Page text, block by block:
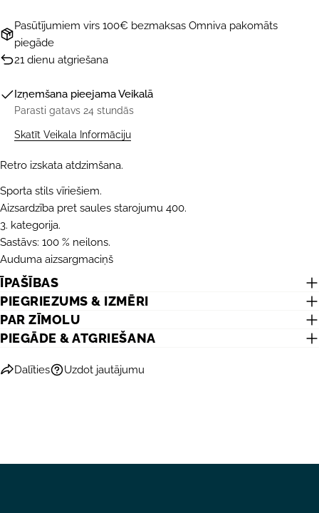
Pasūtījumiem virs 100€ bezmaksas Omniva pakomāts
piegāde
21 dienu atgriešana
Izņemšana pieejamaVeikalā
Parasti gatavs 24 stundās
Skatīt Veikala Informāciju
Retro izskata atdzimšana.
Sporta stils vīriešiem.
Aizsardzība pret saules starojumu 400.
3. kategorija.
Sastāvs: 100 % neilons.
Auduma aizsargmaciņš
ĪPAŠĪBAS
PIEGRIEZUMS & IZMĒRI
PAR ZĪMOLU
PIEGĀDE & ATGRIEŠANA
Dalīties DALĪTIES AR ŠO PRODUKTU
Uzdot jautājumu
Jūsu
vārds
Jūsu
pasts